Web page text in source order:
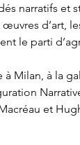
narratifs et
d’art,
le parti
Milan, à la
et